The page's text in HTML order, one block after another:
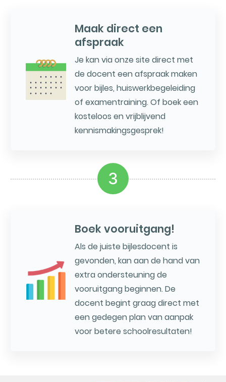
Maak direct een
afspraak
Je kan via onze site direct met
de docent een afspraak maken
voor bijles, huiswerkbegeleiding
of examentraining. Of boek een
kosteloos en vrijblijvend
kennismakingsgesprek!
3
Boek vooruitgang!
Als de juiste bijlesdocent is
gevonden, kan aan de hand van
extra ondersteuning de
vooruitgang beginnen. De
docent begint graag direct met
een gedegen plan van aanpak
voor betere schoolresultaten!